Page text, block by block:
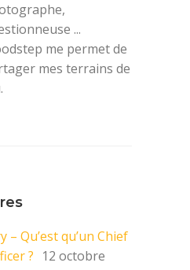
...
me permet de
mes terrains de
– Qu’est qu’un Chief
? 12 octobre